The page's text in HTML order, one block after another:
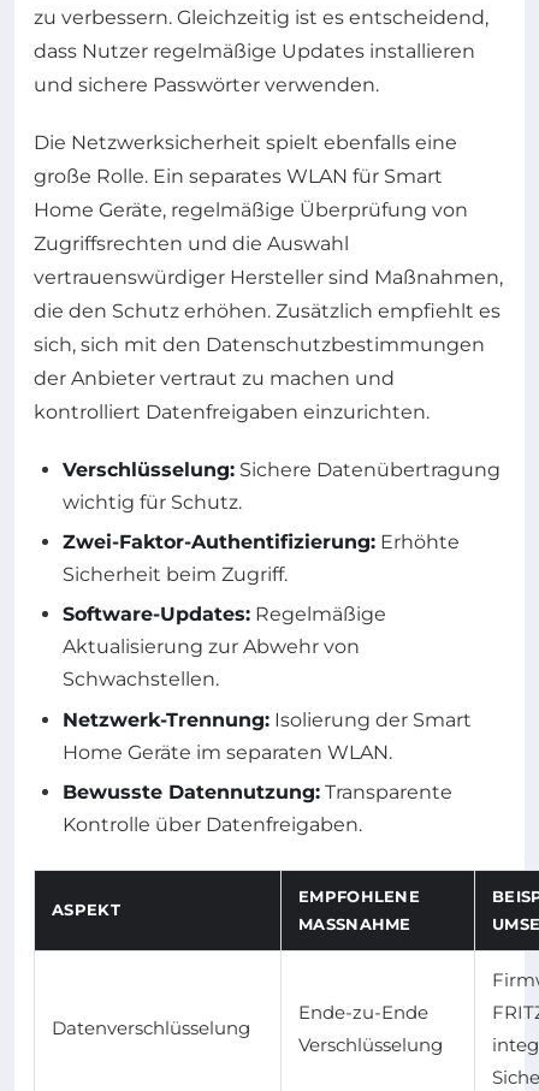
zu verbessern. Gleichzeitig ist es entscheidend,
dass Nutzer regelmäßige Updates installieren
und sichere Passwörter verwenden.
Die Netzwerksicherheit spielt ebenfalls eine
große Rolle. Ein separates WLAN für Smart
Home Geräte, regelmäßige Überprüfung von
Zugriffsrechten und die Auswahl
vertrauenswürdiger Hersteller sind Maßnahmen,
die den Schutz erhöhen. Zusätzlich empfiehlt es
sich, sich mit den Datenschutzbestimmungen
der Anbieter vertraut zu machen und
kontrolliert Datenfreigaben einzurichten.
Verschlüsselung: Sichere Datenübertragung
wichtig für Schutz.
Zwei-Faktor-Authentifizierung: Erhöhte
Sicherheit beim Zugriff.
Software-Updates: Regelmäßige
Aktualisierung zur Abwehr von
Schwachstellen.
Netzwerk-Trennung: Isolierung der Smart
Home Geräte im separaten WLAN.
Bewusste Datennutzung: Transparente
Kontrolle über Datenfreigaben.
ASPEKT
EMPFOHLENE
MASSNAHME
Datenverschlüsselung
Ende-zu-Ende
Verschlüsselung